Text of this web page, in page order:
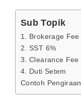
Sub Topik
1. Brokerage Fee
2. SST 6%
3. Clearance Fee
4. Duti Setem
Contoh